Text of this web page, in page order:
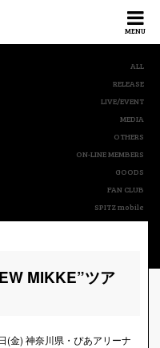
MENU
ALL
RELEASE
LIVE/EVENT
MEDIA
OTHERS
ON-LINE MEMBERS
GOODS
FAN CLUB
SPITZ mobile
MIKKE”ツア
(金) 神奈川県・ぴあアリーナ